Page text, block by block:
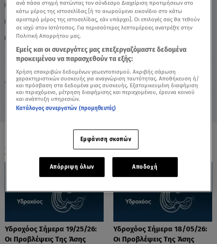
Κυριακή 9 Αυγούστου 2026
03.07.25, 12:59 ΖΩΔΙΑ
ΖΩΔΙΑ ΑΣΗ ΜΠΗΛΙΟΥ
ΖΩΔΙΑ ΑΣΗ ΜΠΗΛΙΟΥ
ΑΣΤΡΟΛΟΓΙΚΕΣ ΠΡΟΒΛΕΨΕΙΣ
ΗΜΕΡΗΣΙΕΣ ΠΡΟΒΛΕΨΕΙΣ
BREAKFAST@STAR
ΟΛΑ ΤΑ ΒΙΝΤΕΟ
Υδροχόος Σήμερα 19/25/26:
Οι Προβλέψεις Της Άσης
Υδροχόος Σήμερα 18/05/26:
Οι Προβλέψεις Της Άσης
ανά πάσα στιγμή πατώντας τον σύνδεσμο Διαχείριση προτιμήσεων στο
κάτω μέρος της ιστοσελίδας [ή το αιωρούμενο εικονίδιο στο κάτω
αριστερό μέρος της ιστοσελίδας, εάν υπάρχει]. Οι επιλογές σας θα τεθούν
σε ισχύ στον Ιστότοπος. Για περισσότερες λεπτομέρειες ανατρέξτε στην
Πολιτική Απορρήτου μας.
Εμείς και οι συνεργάτες μας επεξεργαζόμαστε δεδομένα
προκειμένου να παρασχεθούν τα εξής:
Χρήση επακριβών δεδομένων γεωεντοπισμού. Ακριβής σάρωση
χαρακτηριστικών συσκευής για αναγνώριση ταυτότητας. Αποθήκευση ή/
και πρόσβαση στα δεδομένα μιας συσκευής. Εξατομικευμένη διαφήμιση
και περιεχόμενο, μέτρηση διαφήμισης και περιεχομένου, έρευνα κοινού
και ανάπτυξη υπηρεσιών.
Κατάλογος συνεργατών (προμηθευτές)
Εμφάνιση σκοπών
Απόρριψη όλων Αποδοχή